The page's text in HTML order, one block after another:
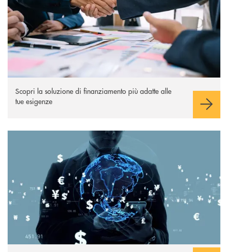
Scopri la soluzione di finanziamento più adatte alle
tue esigenze